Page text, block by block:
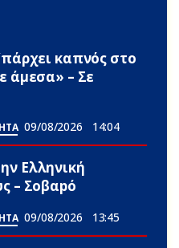
καπνός στο
άμεσα» – Σε
09/08/2026 14:04
Ελληνική
– Σοβαpό
09/08/2026 13:45